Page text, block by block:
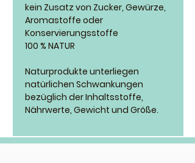
kein Zusatz von Zucker, Gewürze,
Aromastoffe oder
Konservierungsstoffe
100 % NATUR
Naturprodukte unterliegen
natürlichen Schwankungen
bezüglich der Inhaltsstoffe,
Nährwerte, Gewicht und Größe.